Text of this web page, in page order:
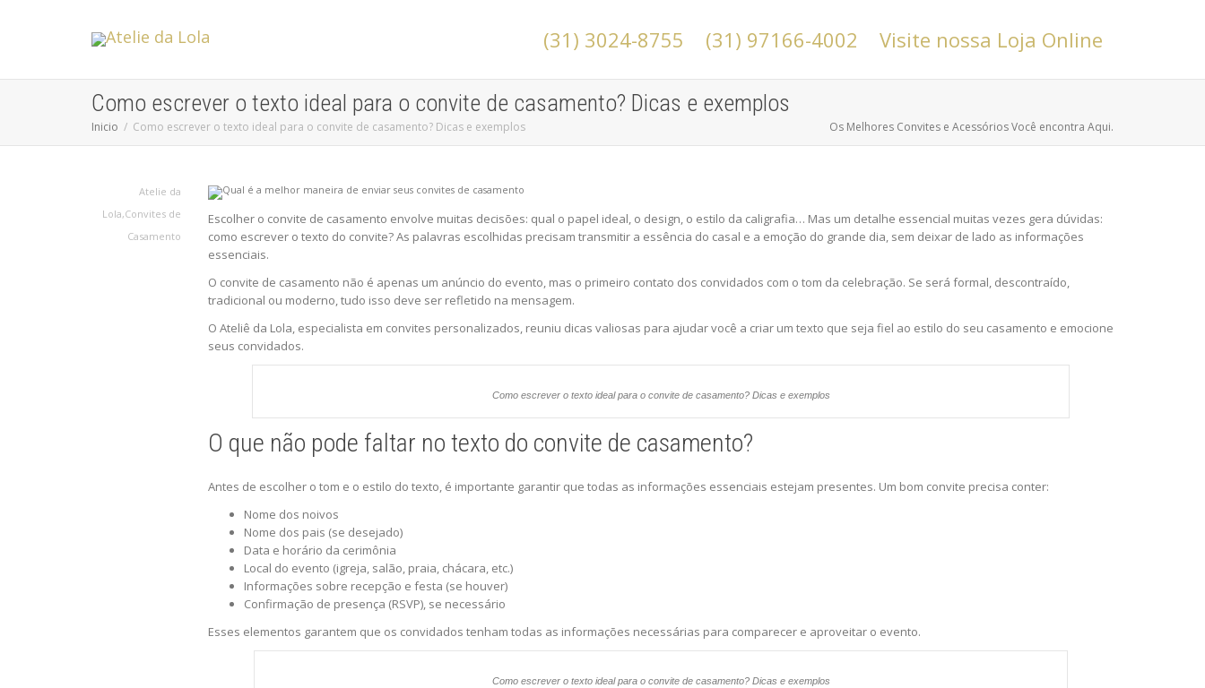
(31) 3024-8755 (31) 97166-4002 Visite nossa Loja Online
Como escrever o texto ideal para o convite de casamento? Dicas e exemplos
Inicio Como escrever o texto ideal para o convite de casamento? Dicas e exemplos Os Melhores Convites e Acessórios Você encontra Aqui.
Atelie da
Lola,Convites de
Casamento
Escolher o convite de casamento envolve muitas decisões: qual o papel ideal, o design, o estilo da caligrafia… Mas um detalhe essencial muitas vezes gera dúvidas:
como escrever o texto do convite? As palavras escolhidas precisam transmitir a essência do casal e a emoção do grande dia, sem deixar de lado as informações
essenciais.
O convite de casamento não é apenas um anúncio do evento, mas o primeiro contato dos convidados com o tom da celebração. Se será formal, descontraído,
tradicional ou moderno, tudo isso deve ser refletido na mensagem.
O Ateliê da Lola, especialista em convites personalizados, reuniu dicas valiosas para ajudar você a criar um texto que seja fiel ao estilo do seu casamento e emocione
seus convidados.
Como escrever o texto ideal para o convite de casamento? Dicas e exemplos
O que não pode faltar no texto do convite de casamento?
Antes de escolher o tom e o estilo do texto, é importante garantir que todas as informações essenciais estejam presentes. Um bom convite precisa conter:
Nome dos noivos
Nome dos pais (se desejado)
Data e horário da cerimônia
Local do evento (igreja, salão, praia, chácara, etc.)
Informações sobre recepção e festa (se houver)
Confirmação de presença (RSVP), se necessário
Esses elementos garantem que os convidados tenham todas as informações necessárias para comparecer e aproveitar o evento.
Como escrever o texto ideal para o convite de casamento? Dicas e exemplos